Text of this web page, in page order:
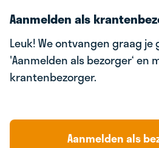
Aanmelden als
Leuk! We ontvangen graag je
'Aanmelden als bezorger‘ en
krantenbezorger.
Aanmelden als